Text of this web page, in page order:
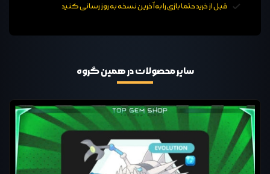
قبل از خرید حتما بازی را به آخرین نسخه به روز رسانی کنید
سایر محصولات در همین گروه